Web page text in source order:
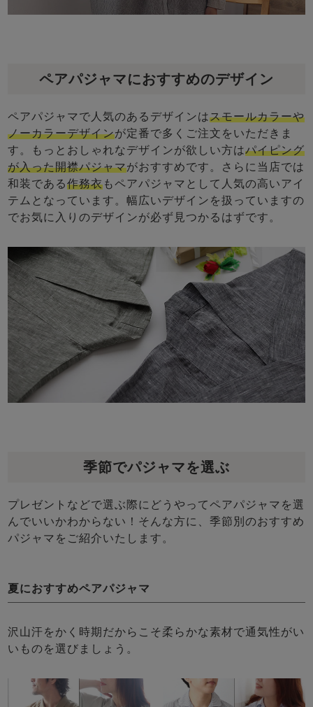
ペアパジャマにおすすめのデザイン
ペアパジャマで人気のあるデザインはスモールカラーや
ノーカラーデザインが定番で多くご注文をいただきま
す。もっとおしゃれなデザインが欲しい方はパイピング
が入った開襟パジャマがおすすめです。さらに当店では
和装である作務衣もペアパジャマとして人気の高いアイ
テムとなっています。幅広いデザインを扱っていますの
でお気に入りのデザインが必ず見つかるはずです。
季節でパジャマを選ぶ
プレゼントなどで選ぶ際にどうやってペアパジャマを選
んでいいかわからない！そんな方に、季節別のおすすめ
パジャマをご紹介いたします。
夏におすすめペアパジャマ
沢山汗をかく時期だからこそ柔らかな素材で通気性がい
いものを選びましょう。